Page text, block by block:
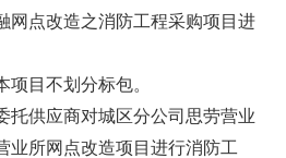
网点改造之消防工程采购项目进
项目不划分标包。
托供应商对城区分公司思劳营业
业所网点改造项目进行消防工